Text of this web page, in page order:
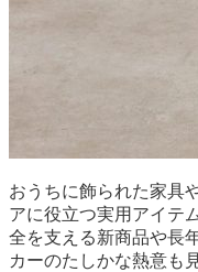
おうちに飾られた家具
アに役立つ実用アイテ
全を支える新商品や長
カーのたしかな熱意も